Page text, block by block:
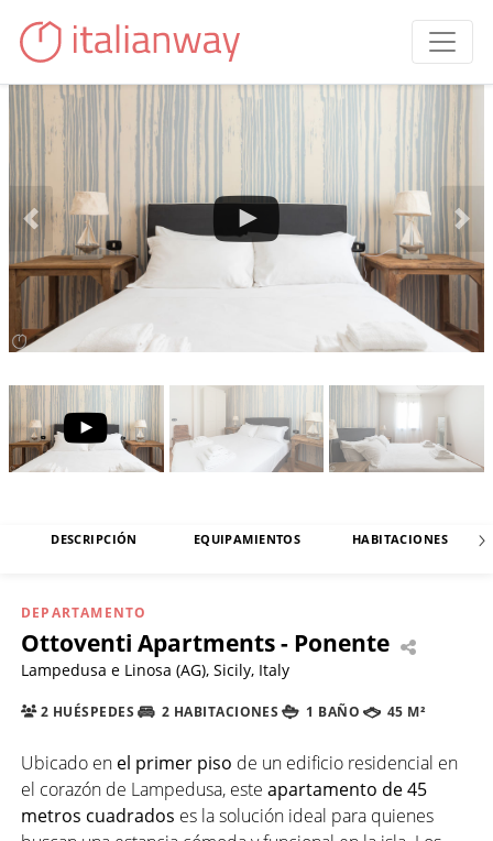
DESCRIPCIÓN EQUIPAMIENTOS HABITACIONES
DEPARTAMENTO
Ottoventi Apartments - Ponente
Lampedusa e Linosa (AG), Sicily, Italy
2 HUÉSPEDES 2 HABITACIONES 1 BAÑO 45 M²
Ubicado en el primer piso de un edificio residencial en
el corazón de Lampedusa, este apartamento de 45
metros cuadrados es la solución ideal para quienes